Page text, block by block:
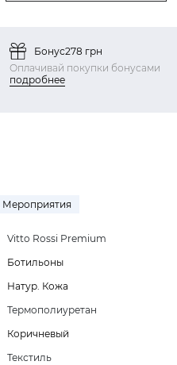
Бонус278 грн
Оплачивай покупки бонусами
подробнее
Мероприятия
Vitto Rossi Premium
Ботильоны
Натур. Кожа
Термополиуретан
Коричневый
Текстиль